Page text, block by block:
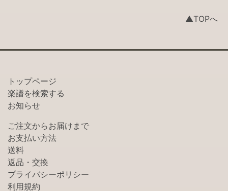
▲TOPへ
トップページ
楽譜を検索する
お知らせ
ご注文からお届けまで
お支払い方法
送料
返品・交換
プライバシーポリシー
利用規約